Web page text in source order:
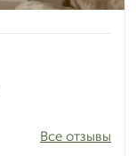
Все отзывы